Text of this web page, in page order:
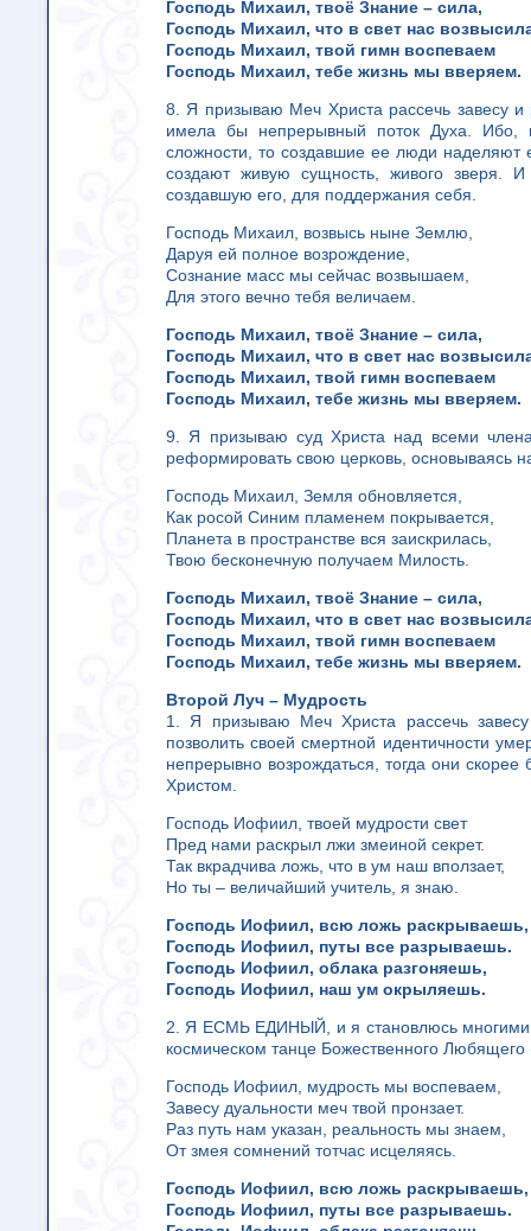
Господь Михаил, твоё Знание – сила,
Господь Михаил, что в свет нас
Господь Михаил, твой гимн воспеваем
Господь Михаил, тебе жизнь мы вверяем.
8. Я призываю Меч Христа рассечь завесу и
имела бы непрерывный поток Духа. Ибо,
сложности, то создавшие ее люди наделяют
создают живую сущность, живого зверя.
создавшую его, для поддержания себя.
Господь Михаил, возвысь ныне Землю,
Даруя ей полное возрождение,
Сознание масс мы сейчас возвышаем,
Для этого вечно тебя величаем.
Господь Михаил, твоё Знание – сила,
Господь Михаил, что в свет нас
Господь Михаил, твой гимн воспеваем
Господь Михаил, тебе жизнь мы вверяем.
9. Я призываю суд Христа над всеми
реформировать свою церковь, основываясь
Господь Михаил, Земля обновляется,
Как росой Синим пламенем покрывается,
Планета в пространстве вся заискрилась,
Твою бесконечную получаем Милость.
Господь Михаил, твоё Знание – сила,
Господь Михаил, что в свет нас
Господь Михаил, твой гимн воспеваем
Господь Михаил, тебе жизнь мы вверяем.
Второй Луч – Мудрость
1. Я призываю Меч Христа рассечь
позволить своей смертной идентичности
непрерывно возрождаться, тогда они
Христом.
Господь Иофиил, твоей мудрости свет
Пред нами раскрыл лжи змеиной секрет.
Так вкрадчива ложь, что в ум наш вползает,
Но ты – величайший учитель, я знаю.
Господь Иофиил, всю ложь раскрываешь,
Господь Иофиил, путы все разрываешь.
Господь Иофиил, облака разгоняешь,
Господь Иофиил, наш ум окрыляешь.
2. Я ЕСМЬ ЕДИНЫЙ, и я становлюсь многими
космическом танце Божественного
Господь Иофиил, мудрость мы воспеваем,
Завесу дуальности меч твой пронзает.
Раз путь нам указан, реальность мы знаем,
От змея сомнений тотчас исцеляясь.
Господь Иофиил, всю ложь раскрываешь,
Господь Иофиил, путы все разрываешь.